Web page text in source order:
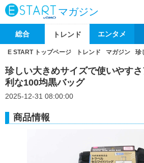
マガジン
総合 トレンド エンタメ
E START トップページ トレンド マガジン 珍
珍しい大きめサイズで使いやす
利な100均黒バッグ
2025-12-31 08:00:00
商品情報